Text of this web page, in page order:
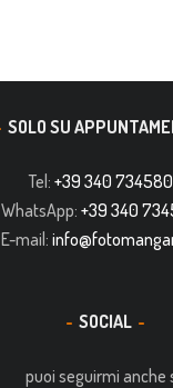
SOLO SU
Tel: +39 340
WhatsApp: +39 340
E-mail:
SOCIAL
puoi seguirmi anche